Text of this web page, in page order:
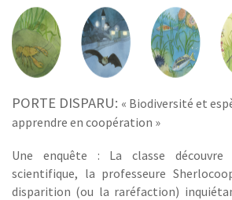
PRETS
RECHERCHER
CONTACT
PORTE DISPARU: « Biodiversité et
apprendre en coopération »
Une enquête : La classe découvre
scientifique, la professeure
disparition (ou la raréfaction)